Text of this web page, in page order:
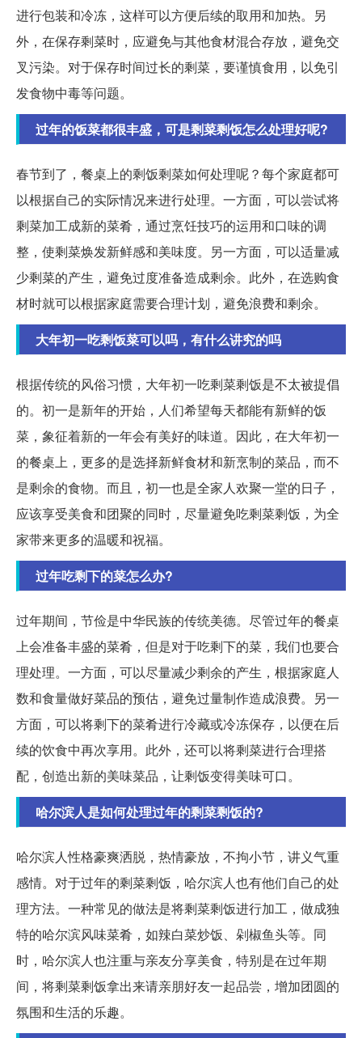
进行包装和冷冻，这样可以方便后续的取用和加热。另
外，在保存剩菜时，应避免与其他食材混合存放，避免交
叉污染。对于保存时间过长的剩菜，要谨慎食用，以免引
发食物中毒等问题。
过年的饭菜都很丰盛，可是剩菜剩饭怎么处理好呢?
春节到了，餐桌上的剩饭剩菜如何处理呢？每个家庭都可
以根据自己的实际情况来进行处理。一方面，可以尝试将
剩菜加工成新的菜肴，通过烹饪技巧的运用和口味的调
整，使剩菜焕发新鲜感和美味度。另一方面，可以适量减
少剩菜的产生，避免过度准备造成剩余。此外，在选购食
材时就可以根据家庭需要合理计划，避免浪费和剩余。
大年初一吃剩饭菜可以吗，有什么讲究的吗
根据传统的风俗习惯，大年初一吃剩菜剩饭是不太被提倡
的。初一是新年的开始，人们希望每天都能有新鲜的饭
菜，象征着新的一年会有美好的味道。因此，在大年初一
的餐桌上，更多的是选择新鲜食材和新烹制的菜品，而不
是剩余的食物。而且，初一也是全家人欢聚一堂的日子，
应该享受美食和团聚的同时，尽量避免吃剩菜剩饭，为全
家带来更多的温暖和祝福。
过年吃剩下的菜怎么办?
过年期间，节俭是中华民族的传统美德。尽管过年的餐桌
上会准备丰盛的菜肴，但是对于吃剩下的菜，我们也要合
理处理。一方面，可以尽量减少剩余的产生，根据家庭人
数和食量做好菜品的预估，避免过量制作造成浪费。另一
方面，可以将剩下的菜肴进行冷藏或冷冻保存，以便在后
续的饮食中再次享用。此外，还可以将剩菜进行合理搭
配，创造出新的美味菜品，让剩饭变得美味可口。
哈尔滨人是如何处理过年的剩菜剩饭的?
哈尔滨人性格豪爽洒脱，热情豪放，不拘小节，讲义气重
感情。对于过年的剩菜剩饭，哈尔滨人也有他们自己的处
理方法。一种常见的做法是将剩菜剩饭进行加工，做成独
特的哈尔滨风味菜肴，如辣白菜炒饭、剁椒鱼头等。同
时，哈尔滨人也注重与亲友分享美食，特别是在过年期
间，将剩菜剩饭拿出来请亲朋好友一起品尝，增加团圆的
氛围和生活的乐趣。